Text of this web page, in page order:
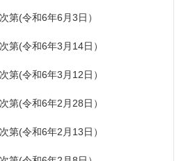
第(令和6年6月3日）
第(令和6年3月14日）
第(令和6年3月12日）
第(令和6年2月28日）
第(令和6年2月13日）